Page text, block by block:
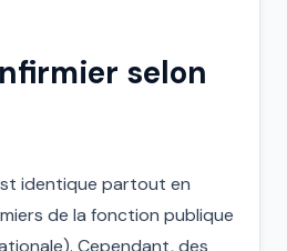
selon
identique partout en
de la fonction publique
Cependant, des